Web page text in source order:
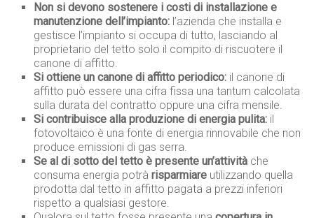
Non si devono sostenere i costi di installazione e
manutenzione dell’impianto: l’azienda che installa e
gestisce l’impianto si occupa di tutto, lasciando al
proprietario del tetto solo il compito di riscuotere il
canone di affitto.
Si ottiene un canone di affitto periodico: il canone di
affitto può essere una cifra fissa una tantum calcolata
sulla durata del contratto oppure una cifra mensile.
Si contribuisce alla produzione di energia pulita: il
fotovoltaico è una fonte di energia rinnovabile che non
produce emissioni di gas serra.
Se al di sotto del tetto è presente un’attività che
consuma energia potràrisparmiare utilizzando quella
prodotta dal tetto in affitto pagata a prezzi inferiori
rispetto a qualsiasi gestore.